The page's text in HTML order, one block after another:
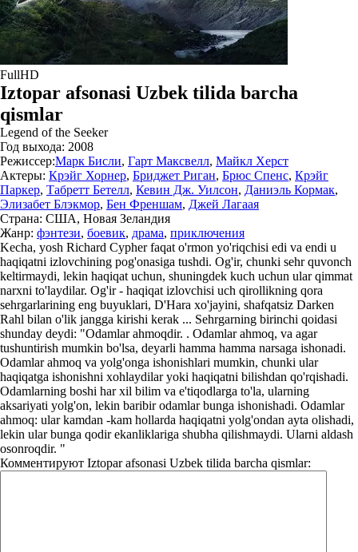
FullHD
Iztopar afsonasi Uzbek tilida barcha
qismlar
Legend of the Seeker
Год выхода: 2008
Режиссер:Марк Бисли, Гарт Максвелл, Майкл Херст
Актеры: Крэйг Хорнер, Бриджет Риган, Брюс Спенс, Крэйг
Паркер, Табретт Бетелл, Кевин Дж. Уилсон, Даниэль Кормак,
Элизабет Блэкмор, Бен Френшам, Джей Лагаая
Страна: США, Новая Зеландия
Жанр: фэнтези, боевик, драма, приключения
Kecha, yosh Richard Cypher faqat o'rmon yo'riqchisi edi va endi u
haqiqatni izlovchining pog'onasiga tushdi. Og'ir, chunki sehr quvonch
keltirmaydi, lekin haqiqat uchun, shuningdek kuch uchun ular qimmat
narxni to'laydilar. Og'ir - haqiqat izlovchisi uch qirollikning qora
sehrgarlarining eng buyuklari, D'Hara xo'jayini, shafqatsiz Darken
Rahl bilan o'lik jangga kirishi kerak ... Sehrgarning birinchi qoidasi
shunday deydi: "Odamlar ahmoqdir. . Odamlar ahmoq, va agar
tushuntirish mumkin bo'lsa, deyarli hamma hamma narsaga ishonadi.
Odamlar ahmoq va yolg'onga ishonishlari mumkin, chunki ular
haqiqatga ishonishni xohlaydilar yoki haqiqatni bilishdan qo'rqishadi.
Odamlarning boshi har xil bilim va e'tiqodlarga to'la, ularning
aksariyati yolg'on, lekin baribir odamlar bunga ishonishadi. Odamlar
ahmoq: ular kamdan -kam hollarda haqiqatni yolg'ondan ayta olishadi,
lekin ular bunga qodir ekanliklariga shubha qilishmaydi. Ularni aldash
osonroqdir. "
Комментируют Iztopar afsonasi Uzbek tilida barcha qismlar: